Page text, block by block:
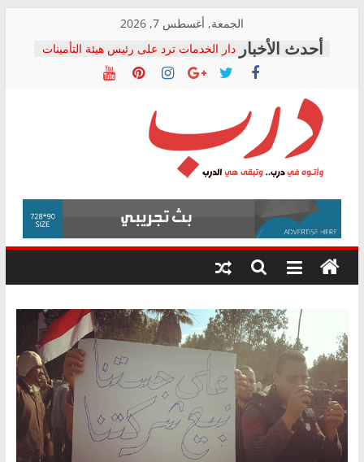
content
الجمعة, أغسطس 7, 2026
دار الخدمات ترد على رئيس هيئة التأمينات
بعد مؤتمره الصحفي: إنكار الأزمة لا ينهي
معاناة أصحاب المعاشات.. ونطالب بكشف
فرحات سليمان يكتب: القطاع الصحي إلى
أين؟
حزب التحالف الشعبي يطلق لجنة “الحق
في الصحة” بالإسكندرية لرصد الانتهاكات
ودعم المرضى
الوزاري لمدينة الصحفيين.. وانتهاء أعمال
إنشاء المبنى الإداري
المجلس القومي لحقوق الإنسان يعلن
متابعة قضية الدكتور محمد زهران.. ويؤكد:
قرينة البراءة وضمانات المحاكمة العادلة
درب
وأتوه
درب..
وتبقى
هي